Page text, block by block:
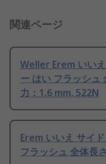
関連ページ
Weller Erem いい
ー はい フラッシュ
力：1.6 mm, 522N
Erem いいえ サイ
フラッシュ 全体長